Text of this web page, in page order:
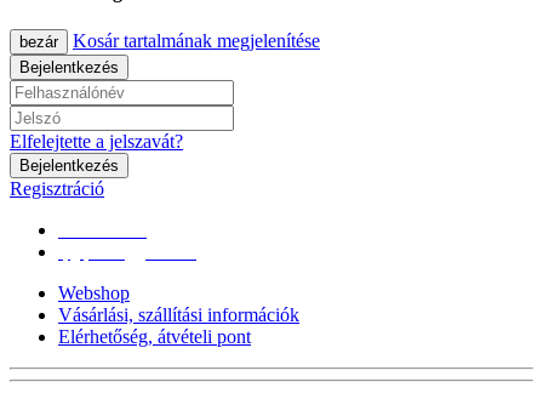
bezár Kosár tartalmának megjelenítése
Bejelentkezés
Elfelejtette a jelszavát?
Bejelentkezés
Regisztráció
Webshop
Vásárlási, szállítási információk
Elérhetőség, átvételi pont